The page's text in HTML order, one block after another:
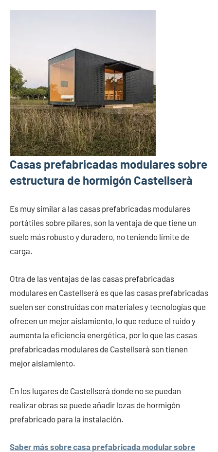
Casas prefabricadas modulares sobre
estructura de hormigón Castellserà
Es muy similar a las casas prefabricadas modulares
portátiles sobre pilares, son la ventaja de que tiene un
suelo más robusto y duradero, no teniendo límite de
carga.
Otra de las ventajas de las casas prefabricadas
modulares en Castellserà es que las casas prefabricadas
suelen ser construidas con materiales y tecnologías que
ofrecen un mejor aislamiento, lo que reduce el ruido y
aumenta la eficiencia energética, por lo que las casas
prefabricadas modulares de Castellserà son tienen
mejor aislamiento.
En los lugares de Castellserà donde no se puedan
realizar obras se puede añadir lozas de hormigón
prefabricado para la instalación.
Saber más sobre casa prefabricada modular sobre